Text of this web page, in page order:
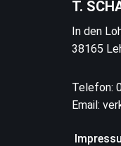
T.
In den
38165
Telefon:
Email: